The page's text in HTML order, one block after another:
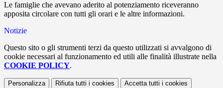
Le famiglie che avevano aderito al potenziamento riceveranno
apposita circolare con tutti gli orari e le altre informazioni.
Notizie
Questo sito o gli strumenti terzi da questo utilizzati si avvalgono di
cookie necessari al funzionamento ed utili alle finalità illustrate nella
COOKIE POLICY.
Personalizza Rifiuta tutti i cookies Accetta tutti i cookies